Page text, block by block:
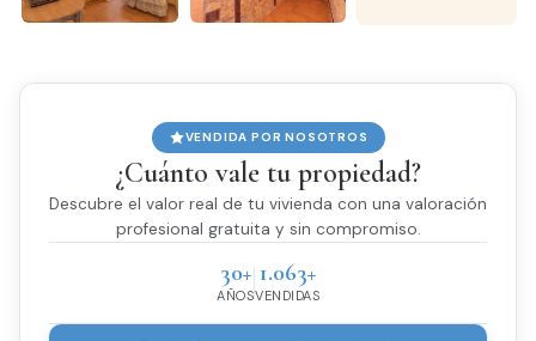
VENDIDA POR NOSOTROS
¿Cuánto vale tu propiedad?
Descubre el valor real de tu vivienda con una valoración
profesional gratuita y sin compromiso.
30+
AÑOS
1.063+
VENDIDAS